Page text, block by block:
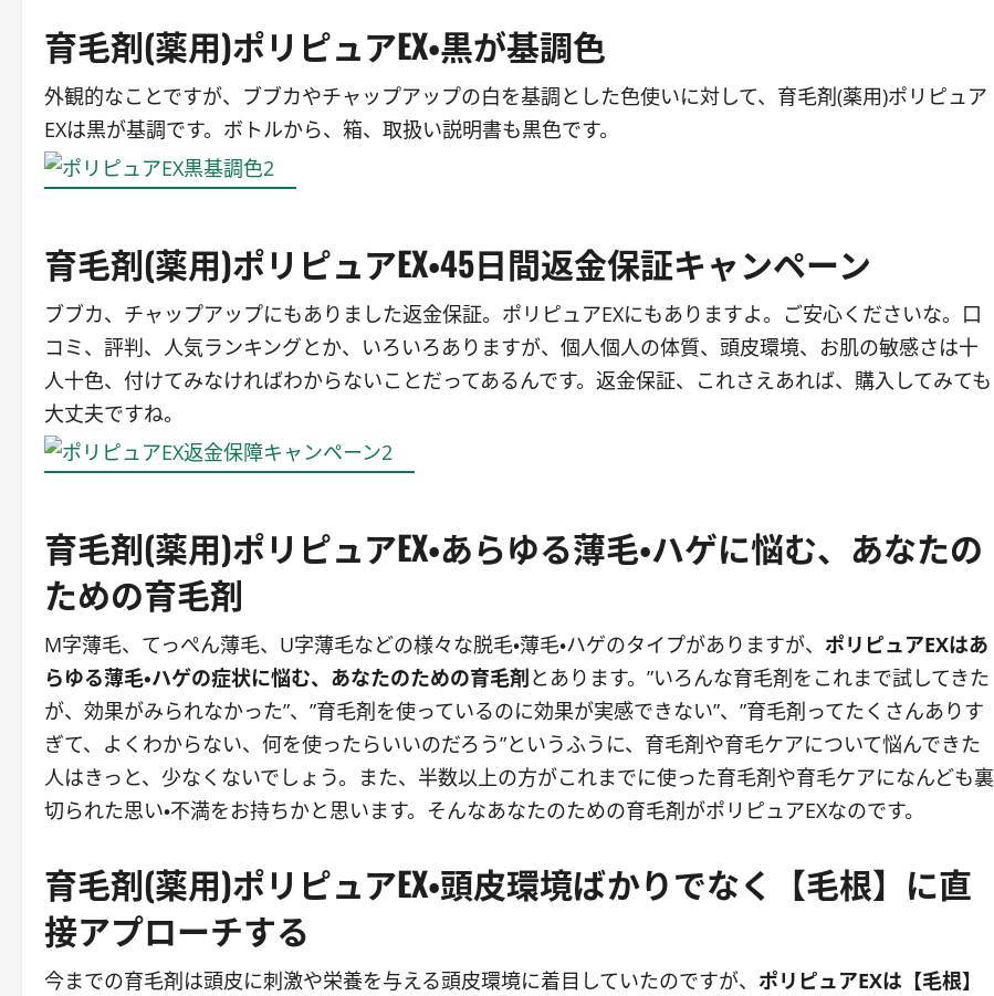
育毛剤(薬用)ポリピュアEX・黒が基調色
外観的なことですが、ブブカやチャップアップの白を基調とした色使いに対して、育毛剤(薬用)ポリピュア
EXは黒が基調です。ボトルから、箱、取扱い説明書も黒色です。
育毛剤(薬用)ポリピュアEX・45日間返金保証キャンペーン
ブブカ、チャップアップにもありました返金保証。ポリピュアEXにもありますよ。ご安心くださいな。口
コミ、評判、人気ランキングとか、いろいろありますが、個人個人の体質、頭皮環境、お肌の敏感さは十
人十色、付けてみなければわからないことだってあるんです。返金保証、これさえあれば、購入してみても
大丈夫ですね。
育毛剤(薬用)ポリピュアEX・あらゆる薄毛・ハゲに悩む、あなたの
ための育毛剤
M字薄毛、てっぺん薄毛、U字薄毛などの様々な脱毛・薄毛・ハゲのタイプがありますが、 ポリピュアEXはあ
らゆる薄毛・ハゲの症状に悩む、あなたのための育毛剤とあります。”いろんな育毛剤をこれまで試してきた
が、効果がみられなかった”、”育毛剤を使っているのに効果が実感できない”、”育毛剤ってたくさんありす
ぎて、よくわからない、何を使ったらいいのだろう”というふうに、育毛剤や育毛ケアについて悩んできた
人はきっと、少なくないでしょう。また、半数以上の方がこれまでに使った育毛剤や育毛ケアになんども裏
切られた思い・不満をお持ちかと思います。そんなあなたのための育毛剤がポリピュアEXなのです。
育毛剤(薬用)ポリピュアEX・頭皮環境ばかりでなく【毛根】に直
接アプローチする
今までの育毛剤は頭皮に刺激や栄養を与える頭皮環境に着目していたのですが、 ポリピュアEXは【毛根】